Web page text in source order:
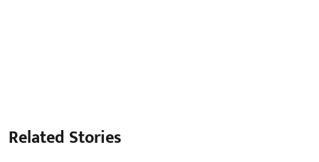
Related Stories